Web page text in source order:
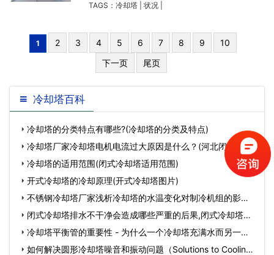
发展远远比内壁更严重。那么会出现哪些状况
TAGS： 冷却塔| 状况|
1 2 3 4 5 6 7 8 9
10
下一页
尾页
冷却塔百科
冷却塔的分类特点有哪些?(冷却塔的分类及特点)
冷却塔厂家冷却塔电机电流过大原因是什么？(河北闭式冷却
塔厂家)…
冷却塔的适用范围(闭式冷却塔适用范围)
开式冷却塔的冷却原理(开式冷却塔图片)
不锈钢冷却塔厂家浅析冷却塔的水温变化对制冷机组的影响
(攀枝花圆形玻…
闭式冷却塔排水不干净会造成哪些严重的后果,闭式冷却塔与
开式冷却塔的…
冷却塔平衡管的重要性 - 为什么一个冷却塔充满水而另一个
冷却塔空着？,…
如何解决圆形冷却塔噪音和振动问题（Solutions to Cooling